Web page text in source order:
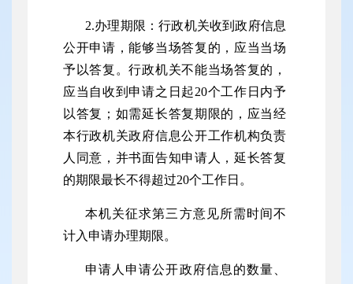
2.办理期限：行政机关收到政府信息
公开申请，能够当场答复的，应当当场
予以答复。行政机关不能当场答复的，
应当自收到申请之日起20个工作日内予
以答复；如需延长答复期限的，应当经
本行政机关政府信息公开工作机构负责
人同意，并书面告知申请人，延长答复
的期限最长不得超过20个工作日。
本机关征求第三方意见所需时间不
计入申请办理期限。
申请人申请公开政府信息的数量、